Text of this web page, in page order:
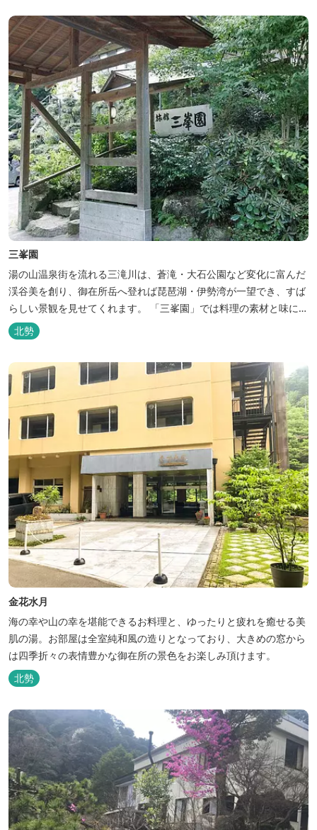
三峯園
湯の山温泉街を流れる三滝川は、蒼滝・大石公園など変化に富んだ
渓谷美を創り、御在所岳へ登れば琵琶湖・伊勢湾が一望でき、すば
らしい景観を見せてくれます。 「三峯園」では料理の素材と味にも
こだわり、お客様に四季の織り成す景観と、いい湯、いい味、めぐ
りあいをお届けいたします。
北勢
金花水月
海の幸や山の幸を堪能できるお料理と、ゆったりと疲れを癒せる美
肌の湯。お部屋は全室純和風の造りとなっており、大きめの窓から
は四季折々の表情豊かな御在所の景色をお楽しみ頂けます。
北勢